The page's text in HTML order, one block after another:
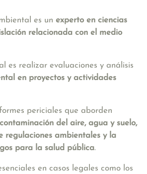
es un experto en ciencias
relacionada con el medio
es realizar evaluaciones y análisis
en proyectos y actividades
periciales que aborden
contaminación del aire, agua y suelo,
regulaciones ambientales y la
para la salud pública.
en casos legales como los